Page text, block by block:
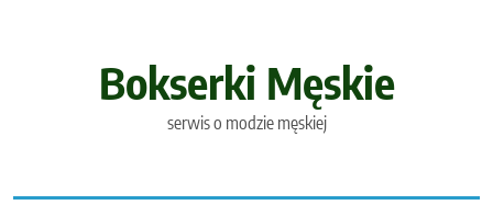
Bokserki Męskie
serwis o modzie męskiej